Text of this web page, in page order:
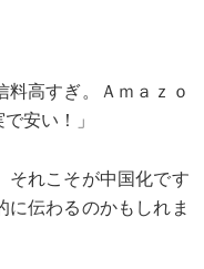
料高すぎ。Ａｍａｚｏ
安い！」
それこそが中国化です
に伝わるのかもしれま